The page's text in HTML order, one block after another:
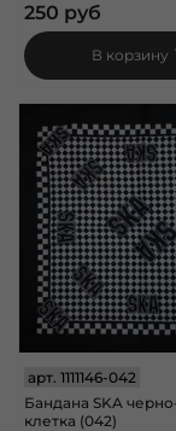
250 руб
В корзину
арт. 1111146-042
Бандана SKA
клетка (042)